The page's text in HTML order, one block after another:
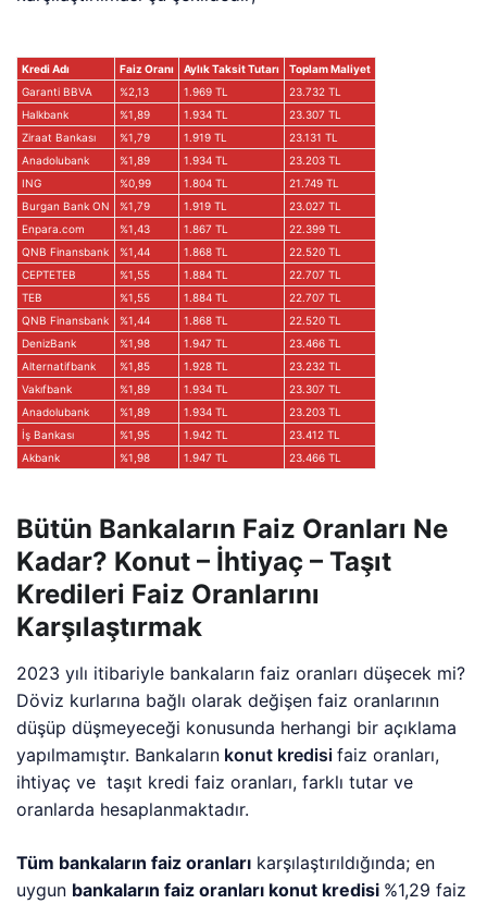
Kredi Adı Faiz Oranı Aylık Taksit Tutarı
Toplam Maliyet
Garanti BBVA
%2,13 1.969 TL
23.732 TL
Halkbank
%1,89 1.934 TL
23.307 TL
Ziraat Bankası
%1,79 1.919 TL
23.131 TL
Anadolubank
%1,89 1.934 TL
23.203 TL
ING
%0,99 1.804 TL
21.749 TL
Burgan Bank ON
%1,79 1.919 TL
23.027 TL
Enpara.com
%1,43 1.867 TL
22.399 TL
QNB Finansbank
%1,44 1.868 TL
22.520 TL
CEPTETEB
%1,55 1.884 TL
22.707 TL
TEB
%1,55 1.884 TL
22.707 TL
QNB Finansbank
%1,44 1.868 TL
22.520 TL
DenizBank
%1,98 1.947 TL
23.466 TL
Alternatifbank
%1,85 1.928 TL
23.232 TL
Vakıfbank
%1,89 1.934 TL
23.307 TL
Anadolubank
%1,89 1.934 TL
23.203 TL
İş Bankası
%1,95 1.942 TL
23.412 TL
Akbank
%1,98 1.947 TL 23.466 TL
Bütün Bankaların Faiz Oranları Ne
Kadar? Konut – İhtiyaç – Taşıt
Kredileri Faiz Oranlarını
Karşılaştırmak
2023 yılı itibariyle bankaların faiz oranları düşecek mi?
Döviz kurlarına bağlı olarak değişen faiz oranlarının
düşüp düşmeyeceği konusunda herhangi bir açıklama
yapılmamıştır. Bankaların konut kredisifaiz oranları,
ihtiyaç ve taşıt kredi faiz oranları, farklı tutar ve
oranlarda hesaplanmaktadır.
Tüm bankaların faiz oranları karşılaştırıldığında; en
uygun bankaların faiz oranları konut kredisi %1,29 faiz